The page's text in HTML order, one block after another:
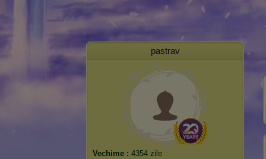
pastrav
Vechime : 4354 zile